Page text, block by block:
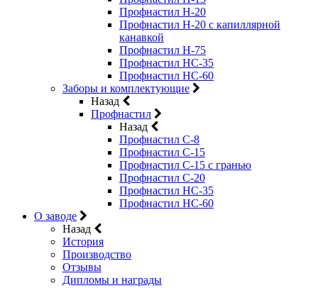
Профнастил Н-20
Профнастил Н-20 с капиллярной
канавкой
Профнастил Н-75
Профнастил НС-35
Профнастил НС-60
Заборы и комплектующие
Назад
Профнастил
Назад
Профнастил С-8
Профнастил С-15
Профнастил C-15 с гранью
Профнастил C-20
Профнастил НС-35
Профнастил НС-60
О заводе
Назад
История
Производство
Отзывы
Дипломы и награды